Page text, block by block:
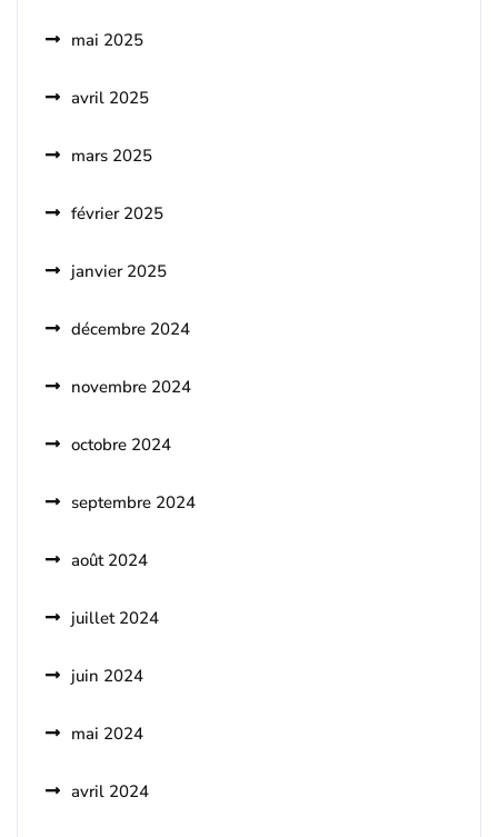
mai 2025
avril 2025
mars 2025
février 2025
janvier 2025
décembre 2024
novembre 2024
octobre 2024
septembre 2024
août 2024
juillet 2024
juin 2024
mai 2024
avril 2024